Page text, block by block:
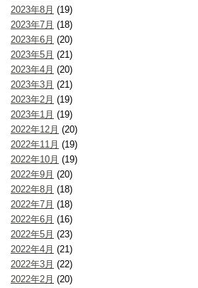
2023年8月 (19)
2023年7月 (18)
2023年6月 (20)
2023年5月 (21)
2023年4月 (20)
2023年3月 (21)
2023年2月 (19)
2023年1月 (19)
2022年12月 (20)
2022年11月 (19)
2022年10月 (19)
2022年9月 (20)
2022年8月 (18)
2022年7月 (18)
2022年6月 (16)
2022年5月 (23)
2022年4月 (21)
2022年3月 (22)
2022年2月 (20)